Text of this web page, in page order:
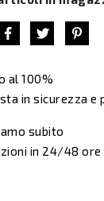
al 100%
in sicurezza e
subito
in 24/48